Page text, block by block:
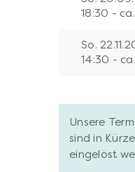
18:30 -
So.
14:30 -
Unsere
sind in
eingelöst